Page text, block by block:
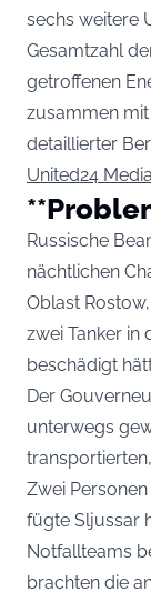
sechs weitere
Gesamtzahl
getroffenen
zusammen mit
detaillierter
United24
Russische
nächtlichen
Oblast
zwei Tanker in
beschädigt
Der
unterwegs
Zwei
fügte Sljussar
Notfallteams
brachten die